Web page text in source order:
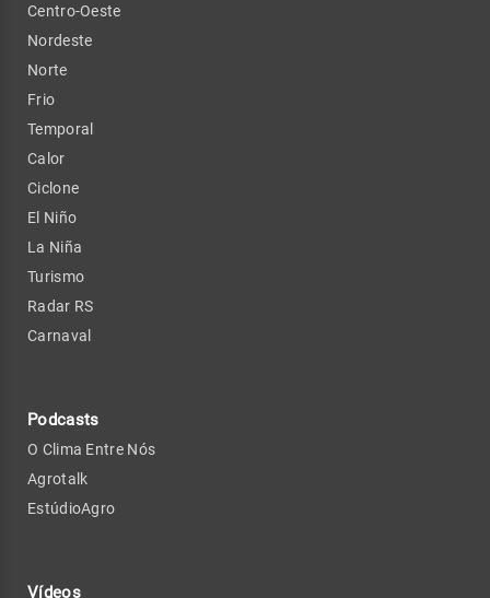
Centro-Oeste
Nordeste
Norte
Frio
Temporal
Calor
Ciclone
El Niño
La Niña
Turismo
Radar RS
Carnaval
Podcasts
O Clima Entre Nós
Agrotalk
EstúdioAgro
Vídeos